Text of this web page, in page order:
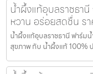
น้ำผึ้งแท้อุบลราชธา
หวาน อร่อยสดชื่น ร
น้ำผึ้งแท้อุบลราชธานี ฟาร์ม
สุขภาพ กับ น้ำผึ้งแท้ 100%